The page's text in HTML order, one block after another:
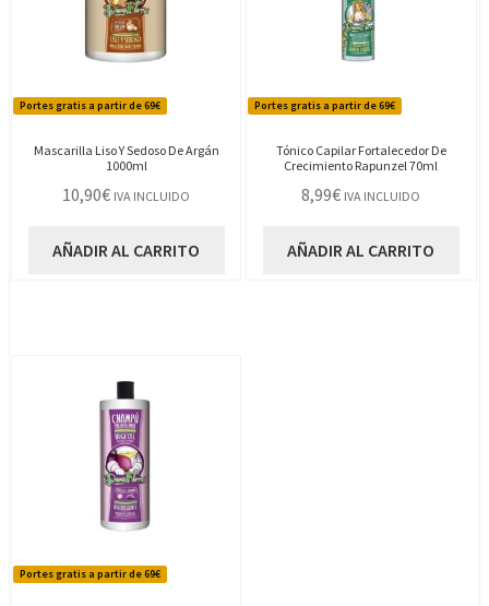
Portes gratis a partir de 69€
Mascarilla Liso Y Sedoso De Argán
1000ml
10,90€ IVA INCLUIDO
AÑADIR AL CARRITO
Portes gratis a partir de 69€
Tónico Capilar Fortalecedor De
Crecimiento Rapunzel 70ml
8,99€ IVA INCLUIDO
AÑADIR AL CARRITO
Portes gratis a partir de 69€